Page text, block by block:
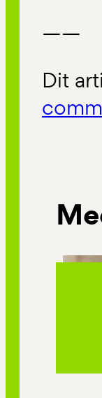
——
Dit